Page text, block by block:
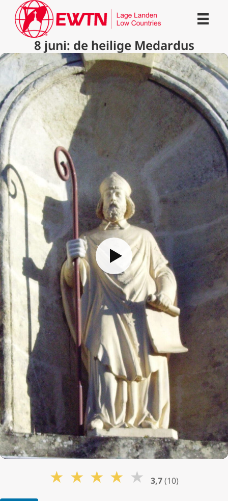
8 juni: de heilige Medardus
★ ★ ★ ★ ★ 3,7(10)